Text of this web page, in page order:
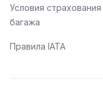
Условия страхования
багажа
Правила IATA